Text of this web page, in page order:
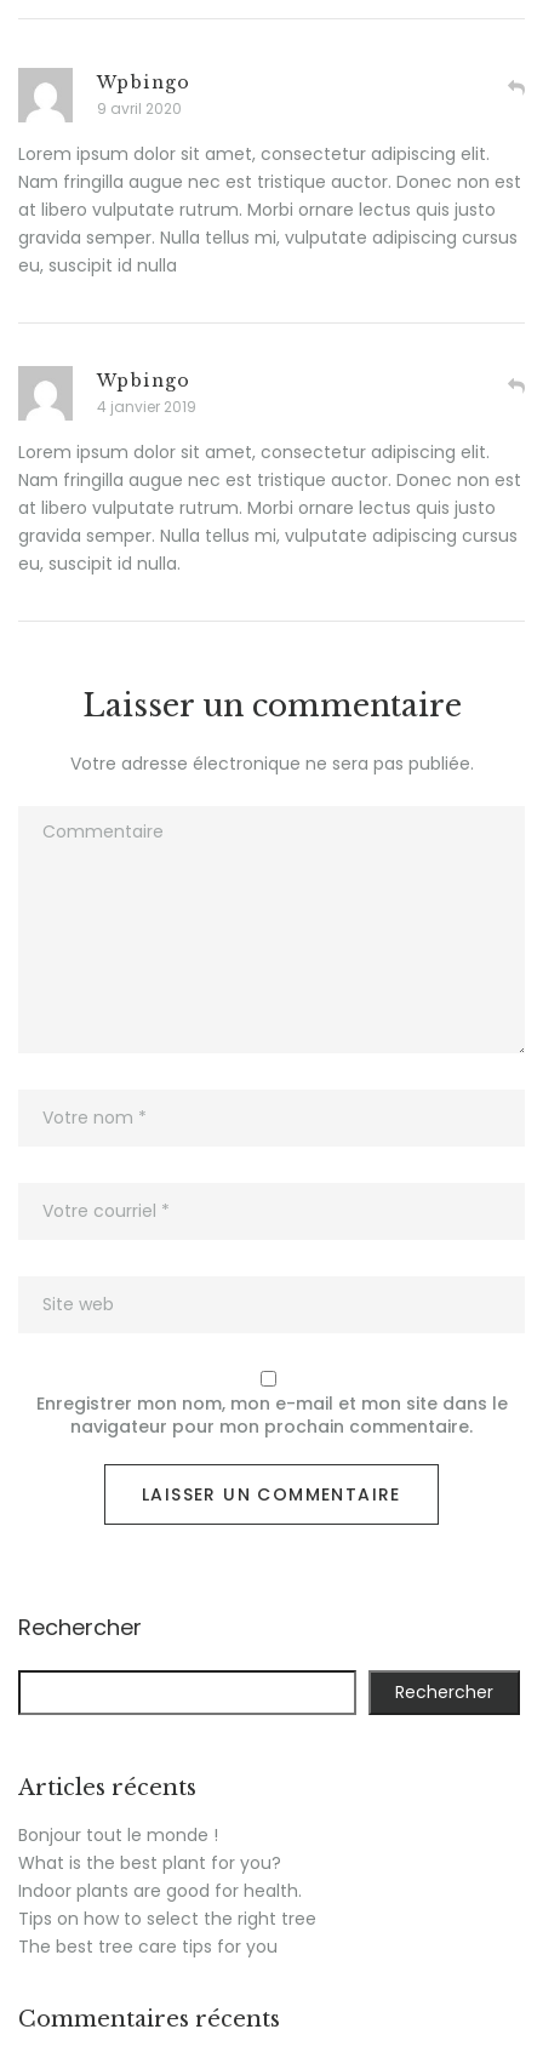
Rechercher
Rechercher
Articles récents
Bonjour tout le monde !
What is the best plant for you?
Indoor plants are good for health.
Tips on how to select the right tree
The best tree care tips for you
Commentaires récents
Wpbingo
9 avril 2020
Lorem ipsum dolor sit amet, consectetur adipiscing elit.
Nam fringilla augue nec est tristique auctor. Donec non est
at libero vulputate rutrum. Morbi ornare lectus quis justo
gravida semper. Nulla tellus mi, vulputate adipiscing cursus
eu, suscipit id nulla
Wpbingo
4 janvier 2019
Lorem ipsum dolor sit amet, consectetur adipiscing elit.
Nam fringilla augue nec est tristique auctor. Donec non est
at libero vulputate rutrum. Morbi ornare lectus quis justo
gravida semper. Nulla tellus mi, vulputate adipiscing cursus
eu, suscipit id nulla.
Laisser un commentaire
Votre adresse électronique ne sera pas publiée.
Enregistrer mon nom, mon e-mail et mon site dans le
navigateur pour mon prochain commentaire.